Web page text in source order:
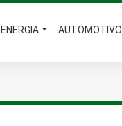
ENERGIA AUTOMOTIVO